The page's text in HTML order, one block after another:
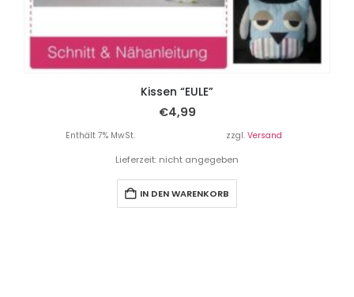
Kissen “EULE”
€4,99
Enthält 7% MwSt. zzgl. Versand
Lieferzeit: nicht angegeben
IN DEN WARENKORB